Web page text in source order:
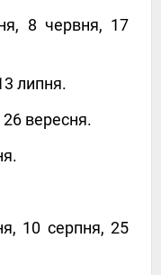
8 червня, 17
липня.
26 вересня.
10 серпня, 25